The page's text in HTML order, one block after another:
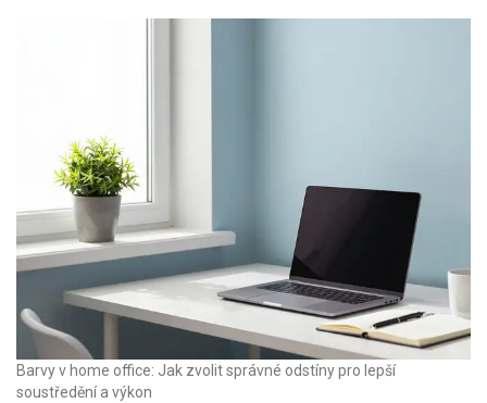
Barvy v home office: Jak zvolit správné odstíny pro lepší
soustředění a výkon